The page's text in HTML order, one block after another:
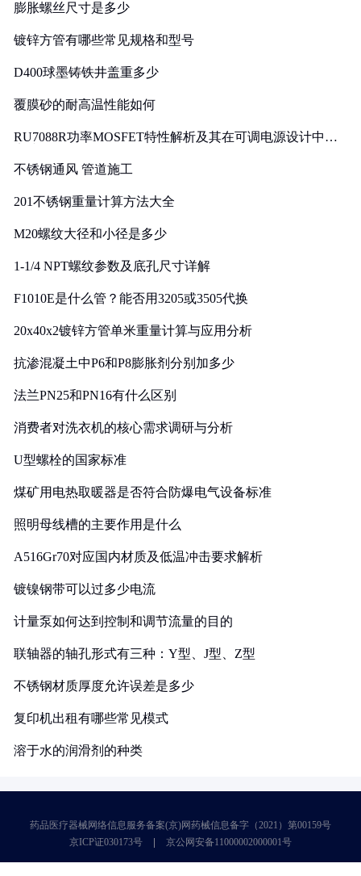
膨胀螺丝尺寸是多少
镀锌方管有哪些常见规格和型号
D400球墨铸铁井盖重多少
覆膜砂的耐高温性能如何
RU7088R功率MOSFET特性解析及其在可调电源设计中的
不锈钢通风 管道施工
201不锈钢重量计算方法大全
M20螺纹大径和小径是多少
1-1/4 NPT螺纹参数及底孔尺寸详解
F1010E是什么管？能否用3205或3505代换
20x40x2镀锌方管单米重量计算与应用分析
抗渗混凝土中P6和P8膨胀剂分别加多少
法兰PN25和PN16有什么区别
消费者对洗衣机的核心需求调研与分析
U型螺栓的国家标准
煤矿用电热取暖器是否符合防爆电气设备标准
照明母线槽的主要作用是什么
A516Gr70对应国内材质及低温冲击要求解析
镀镍钢带可以过多少电流
计量泵如何达到控制和调节流量的目的
联轴器的轴孔形式有三种：Y型、J型、Z型
不锈钢材质厚度允许误差是多少
复印机出租有哪些常见模式
溶于水的润滑剂的种类
药品医疗器械网络信息服务备案(京)网药械信息备字（2021）第00159号
京ICP证030173号
京公网安备11000002000001号